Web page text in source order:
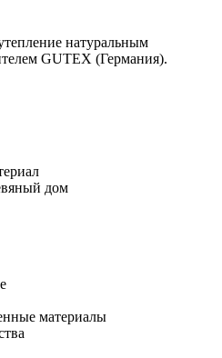
натуральным
GUTEX (Германия).
дом
материалы